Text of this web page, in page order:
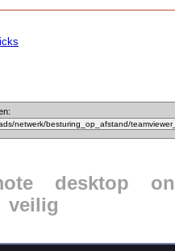
desktop
veilig